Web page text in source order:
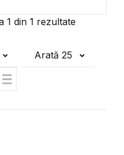
1 din 1 rezultate
Arată 25